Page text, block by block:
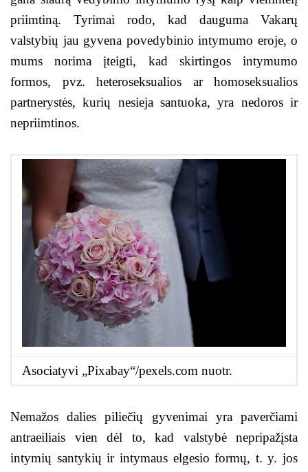
priimtiną. Tyrimai rodo, kad dauguma Vakarų
valstybių jau gyvena povedybinio intymumo eroje, o
mums norima įteigti, kad skirtingos intymumo
formos, pvz. heteroseksualios ar homoseksualios
partnerystės, kurių nesieja santuoka, yra nedoros ir
nepriimtinos.
Asociatyvi „Pixabay“/pexels.com nuotr.
Nemažos dalies piliečių gyvenimai yra paverčiami
antraeiliais vien dėl to, kad valstybė nepripažįsta
intymių santykių ir intymaus elgesio formų, t. y. jos